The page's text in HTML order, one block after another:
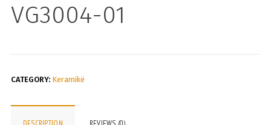
VG3004-01
CATEGORY: Keramikë